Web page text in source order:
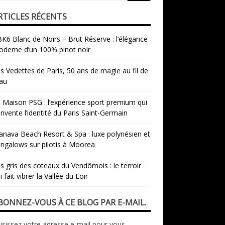
RÉCENTS
Blanc de Noirs – Brut Réserve : l’élégance
d’un 100% pinot noir
Vedettes de Paris, 50 ans de magie au fil de
Maison PSG : l’expérience sport premium qui
l’identité du Paris Saint‑Germain
Beach Resort & Spa : luxe polynésien et
sur pilotis à Moorea
gris des coteaux du Vendômois : le terroir
fait vibrer la Vallée du Loir
VOUS À CE BLOG PAR E-MAIL.